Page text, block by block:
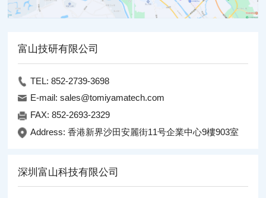
富山技研有限公司
TEL: 852-2739-3698
E-mail: sales@tomiyamatech.com
FAX: 852-2693-2329
Address: 香港新界沙田安麗街11号企業中心9樓903室
深圳富山科技有限公司